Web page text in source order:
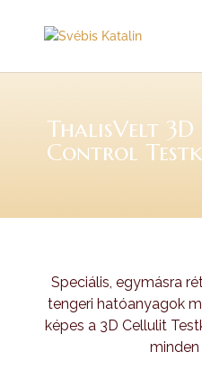
ThalisVelt
Control
Speciális, egymásra
tengeri hatóanyagok
képes a 3D Cellulit